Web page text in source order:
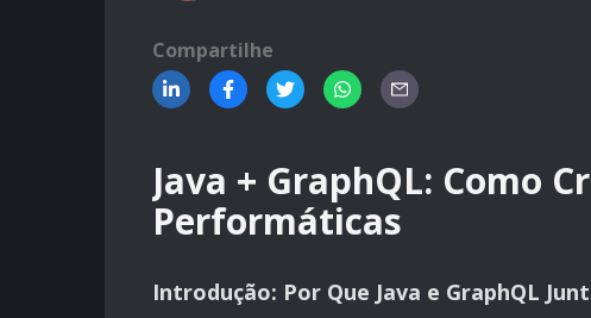
Compartilhe
Java + GraphQL: Como
Performáticas
Introdução: Por Que Java e GraphQL